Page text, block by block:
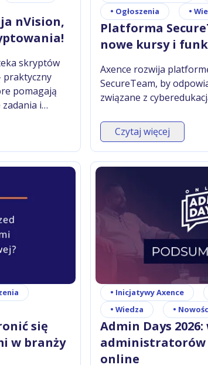
nVision,
skryptów
praktyczny
pomagają
i
• Ogłoszenia •
Platforma
nowe kursy i
Axence rozwija
SecureTeam, by
związane z
Czytaj więcej
się
w branży
• Inicjatywy Axence
• Wiedza •
Admin Days
administratorów
online